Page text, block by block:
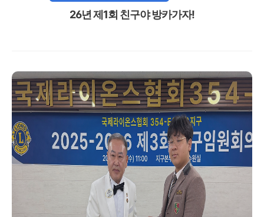
26년 제1회 친구야 방카가자!